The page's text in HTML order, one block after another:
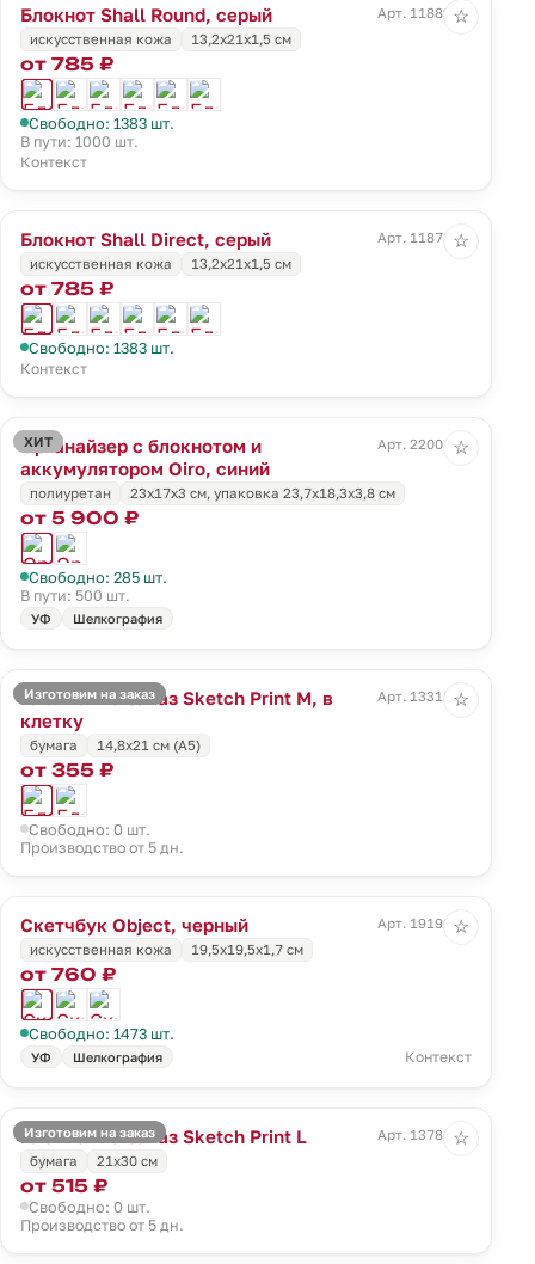
Блокнот Shall Round, серый
Арт. 11882.10
искусственная кожа
13,2х21х1,5 см
от 785 ₽
Свободно: 1383 шт.
В пути: 1000 шт.
Контекст
☆
Блокнот Shall Direct, серый
Арт. 11878.10
искусственная кожа
13,2х21х1,5 см
от 785 ₽
Свободно: 1383 шт.
Контекст
☆
ХИТ
Органайзер с блокнотом и
аккумулятором Oiro, синий
Арт. 22001.40
полиуретан 23х17х3 см, упаковка 23,7х18,3х3,8 см
от 5 900 ₽
Свободно: 285 шт.
В пути: 500 шт.
УФ Шелкография
☆
Изготовим на заказ
Блокнот на заказ Sketch Print M, в
клетку
Арт. 13318.00
бумага 14,8х21 см (А5)
от 355 ₽
Свободно: 0 шт.
Производство от 5 дн.
☆
Скетчбук Object, черный
Арт. 19190.30
искусственная кожа
19,5х19,5х1,7 см
от 760 ₽
Свободно: 1473 шт.
УФ Шелкография Контекст
☆
Изготовим на заказ
Блокнот на заказ Sketch Print L
Арт. 13786.00
бумага
21х30 см
от 515 ₽
Свободно: 0 шт.
Производство от 5 дн.
☆